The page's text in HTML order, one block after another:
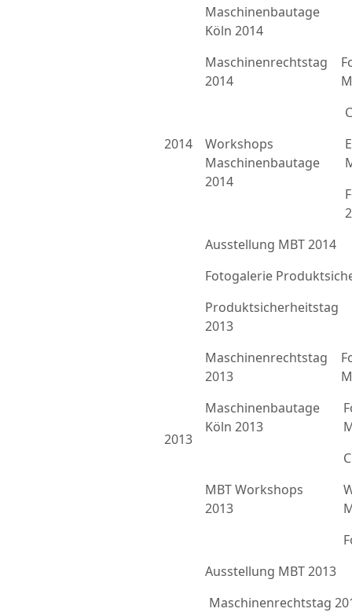
2014
Maschinenbautage
Köln 2014
Maschinenrechtstag
2014
Workshops
Maschinenbautage
2014
Ausstellung MBT 2014
Fotogalerie
2013
Produktsicherheitstag
2013
Maschinenrechtstag
2013
Maschinenbautage
Köln 2013
MBT Workshops
2013
Ausstellung MBT 2013
Maschinenrechtstag